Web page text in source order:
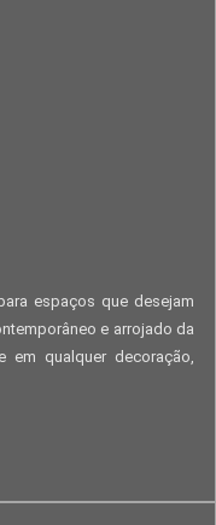
espaços que desejam
e arrojado da
qualquer decoração,